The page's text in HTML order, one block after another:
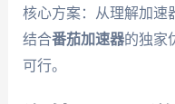
核心方案：从理解加速
结合番茄加速器的独家
可行。